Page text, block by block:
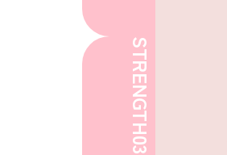
STRENGTH
03